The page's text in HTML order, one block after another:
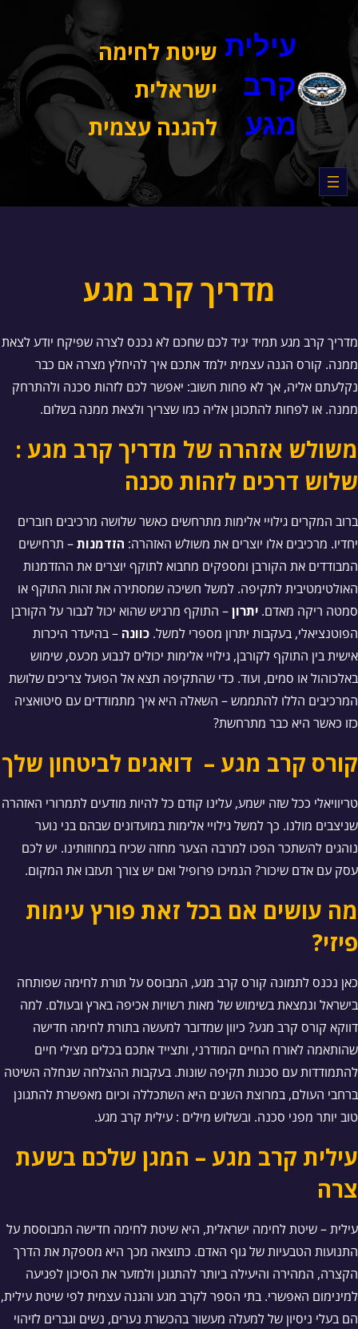
לתוכן
עילית
קרב
מגע
שיטת לחימה
ישראלית
להגנה עצמית
מדריך קרב מגע
מדריך קרב מגע תמיד יגיד לכם שחכם לא נכנס לצרה שפיקח יודע לצאת
ממנה. קורס הגנה עצמית ילמד אתכם איך להיחלץ מצרה אם כבר
נקלעתם אליה, אך לא פחות חשוב: יאפשר לכם לזהות סכנה ולהתרחק
ממנה. או לפחות להתכונן אליה כמו שצריך ולצאת ממנה בשלום.
משולש אזהרה של מדריך קרב מגע :
שלוש דרכים לזהות סכנה
ברוב המקרים גילויי אלימות מתרחשים כאשר שלושה מרכיבים חוברים
יחדיו. מרכיבים אלו יוצרים את משולש האזהרה: הזדמנות– תרחישים
המבודדים את הקורבן ומספקים מחבוא לתוקף יוצרים את ההזדמנות
האולטימטיבית לתקיפה. למשל חשיכה שמסתירה את זהות התוקף או
סמטה ריקה מאדם. יתרון– התוקף מרגיש שהוא יכול לגבור על הקורבן
הפוטנציאלי, בעקבות יתרון מספרי למשל. כוונה – בהיעדר היכרות
אישית בין התוקף לקורבן, גילויי אלימות יכולים לנבוע מכעס, שימוש
באלכוהול או סמים, ועוד. כדי שהתקיפה תצא אל הפועל צריכים שלושת
המרכיבים הללו להתממש – השאלה היא איך מתמודדים עם סיטואציה
כזו כאשר היא כבר מתרחשת?
קורס קרב מגע – דואגים לביטחון שלך
טריוויאלי ככל שזה ישמע, עלינו קודם כל להיות מודעים לתמרורי האזהרה
שניצבים מולנו. כך למשל גילויי אלימות במועדונים שבהם בני נוער
נוהגים להשתכר הפכו למרבה הצער מחזה שכיח במחוזותינו. יש לכם
עסק עם אדם שיכור? הנמיכו פרופיל ואם יש צורך תעזבו את המקום.
מה עושים אם בכל זאת פורץ עימות
פיזי?
כאן נכנס לתמונה קורס קרב מגע, המבוסס על תורת לחימה שפותחה
בישראל ונמצאת בשימוש של מאות רשויות אכיפה בארץ ובעולם. למה
דווקא קורס קרב מגע? כיוון שמדובר למעשה בתורת לחימה חדישה
שהותאמה לאורח החיים המודרני, ותצייד אתכם בכלים מצילי חיים
להתמודדות עם סכנות תקיפה שונות. בעקבות ההצלחה שנחלה השיטה
ברחבי העולם, במרוצת השנים היא השתכללה וכיום מאפשרת להתגונן
טוב יותר מפני סכנה. ובשלוש מילים : עילית קרב מגע.
עילית קרב מגע – המגן שלכם בשעת
צרה
עילית – שיטת לחימה ישראלית, היא שיטת לחימה חדישה המבוססת על
התנועות הטבעיות של גוף האדם. כתוצאה מכך היא מספקת את הדרך
הקצרה, המהירה והיעילה ביותר להתגונן ולמזער את הסיכון לפגיעה
למינימום האפשרי. בתי הספר לקרב מגע והגנה עצמית לפי שיטת עילית,
הם בעלי ניסיון של למעלה מעשור בהכשרת נערים, נשים וגברים לזיהוי